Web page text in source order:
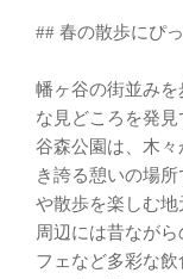
## 春の散歩にぴ
幡ヶ谷の街並み
な見どころを発
谷森公園は、木
き誇る憩いの場
や散歩を楽しむ
周辺には昔なが
フェなど多彩な